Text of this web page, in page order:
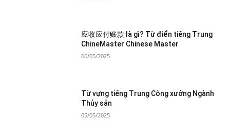
应收应付账款 là gì? Từ điển tiếng Trung
ChineMaster Chinese Master
06/05/2025
Từ vựng tiếng Trung Công xưởng Ngành
Thủy sản
05/05/2025